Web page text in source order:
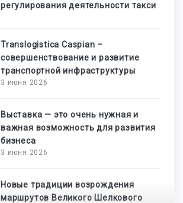
регулирования деятельности такси
Translogistica Caspian –
совершенствование и развитие
транспортной инфраструктуры
3 июня 2026
Выставка — это очень нужная и
важная возможность для развития
бизнеса
3 июня 2026
Новые традиции возрождения
маршрутов Великого Шелкового